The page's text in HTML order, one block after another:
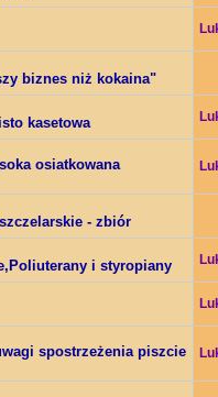
biznes niż kokaina"
kasetowa
osiatkowana
- zbiór
i styropiany
spostrzeżenia piszcie